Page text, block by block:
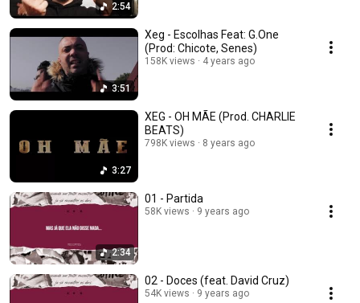
2:54
3:51
Xeg - Escolhas Feat: G.One
(Prod: Chicote, Senes)
158K views 4 years ago
3:27
XEG - OH MÃE (Prod. CHARLIE
BEATS)
798K views 8 years ago
2:34
01 - Partida
58K views 9 years ago
02 - Doces (feat. David Cruz)
54K views 9 years ago